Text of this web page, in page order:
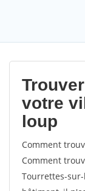
votre
loup
Comment
Comment
Tourrettes-